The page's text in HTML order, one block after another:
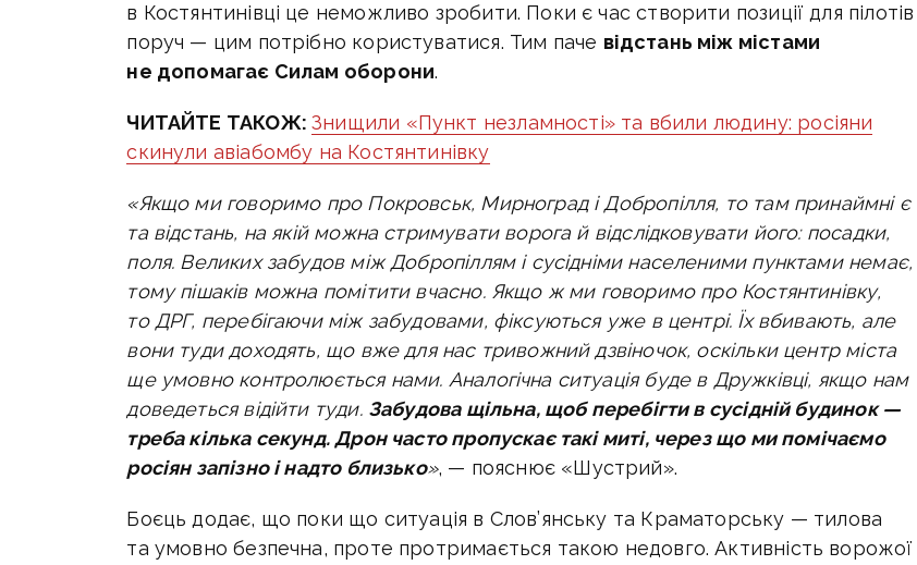
в Костянтинівці це неможливо зробити. Поки є час створити позиції для пілотів
поруч — цим потрібно користуватися. Тим паче відстань між містами
не допомагає Силам оборони.
ЧИТАЙТЕ ТАКОЖ:Знищили «Пункт незламності» та вбили людину: росіяни
скинули авіабомбу на Костянтинівку
«Якщо ми говоримо про Покровськ, Мирноград і Добропілля, то там принаймні є
та відстань, на якій можна стримувати ворога й відслідковувати його: посадки,
поля. Великих забудов між Добропіллям і сусідніми населеними пунктами немає,
тому пішаків можна помітити вчасно. Якщо ж ми говоримо про Костянтинівку,
то ДРГ, перебігаючи між забудовами, фіксуються уже в центрі. Їх вбивають, але
вони туди доходять, що вже для нас тривожний дзвіночок, оскільки центр міста
ще умовно контролюється нами. Аналогічна ситуація буде в Дружківці, якщо нам
доведеться відійти туди. Забудова щільна, щоб перебігти в сусідній будинок —
треба кілька секунд. Дрон часто пропускає такі миті, через що ми помічаємо
росіян запізно і надто близько», — пояснює «Шустрий».
Боєць додає, що поки що ситуація в Слов’янську та Краматорську — тилова
та умовно безпечна, проте протримається такою недовго. Активність ворожої